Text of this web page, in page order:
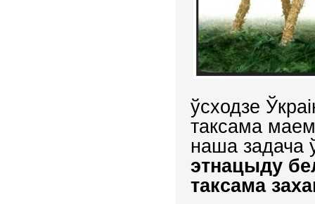
ўсходзе
таксама
наша задача
этнацыду
таксама